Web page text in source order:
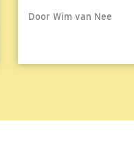
Door Wim van Nee